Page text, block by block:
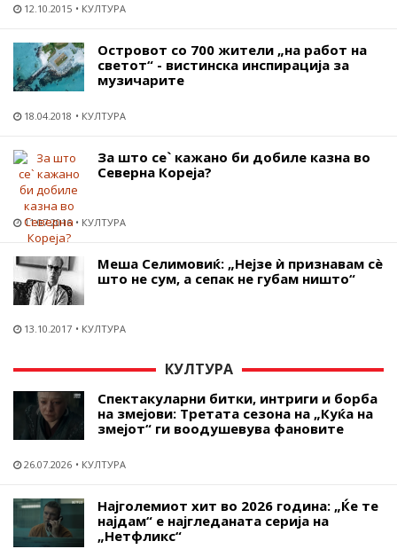
12.10.2015 КУЛТУРА
Островот со 700 жители „на работ на
светот“ - вистинска инспирација за
музичарите
18.04.2018 КУЛТУРА
За што се` кажано би добиле казна во
Северна Кореја?
11.07.2016 КУЛТУРА
Меша Селимовиќ: „Нејзе ѝ признавам сѐ
што не сум, а сепак не губам ништо“
13.10.2017 КУЛТУРА
КУЛТУРА
Спектакуларни битки, интриги и борба
на змејови: Третата сезона на „Куќа на
змејот“ ги воодушевува фановите
26.07.2026 КУЛТУРА
Најголемиот хит во 2026 година: „Ќе те
најдам“ е најгледаната серија на
„Нетфликс“